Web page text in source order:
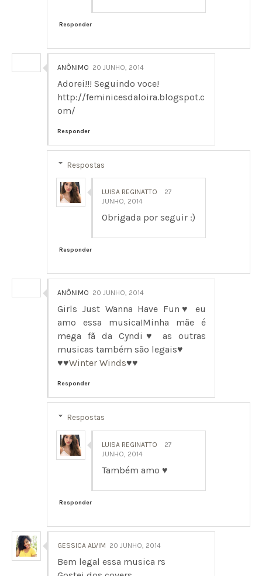
Responder
ANÔNIMO 20 JUNHO, 2014
Adorei!!! Seguindo voce!
http://feminicesdaloira.blogspot.c
om/
Responder
Respostas
LUISA REGINATTO
27
JUNHO, 2014
Obrigada por seguir :)
Responder
ANÔNIMO 20 JUNHO, 2014
Girls Just Wanna Have Fun♥ eu
amo essa musica!Minha mãe é
mega fã da Cyndi♥ as outras
musicas também são legais♥
♥♥Winter Winds♥♥
Responder
Respostas
LUISA REGINATTO
27
JUNHO, 2014
Também amo ♥
Responder
GESSICA ALVIM 20 JUNHO, 2014
Bem legal essa musica rs